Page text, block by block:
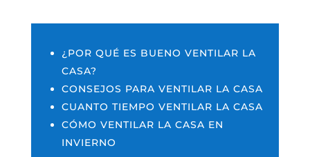
¿POR QUÉ ES BUENO VENTILAR LA
CASA?
CONSEJOS PARA VENTILAR LA CASA
CUANTO TIEMPO VENTILAR LA CASA
CÓMO VENTILAR LA CASA EN
INVIERNO